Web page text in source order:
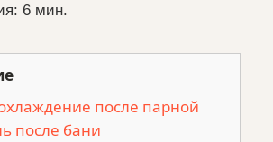
6 мин.
после парной
после бани